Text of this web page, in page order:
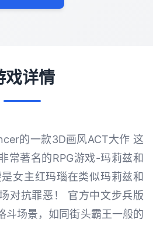
戏详情
的一款3D画风ACT大作 这
常著名的RPG游戏-玛莉兹和
女主红玛瑙在类似玛莉兹和
对抗罪恶！ 官方中文步兵版
斗场景，如同街头霸王一般的